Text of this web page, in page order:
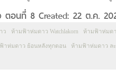
ตอนที่ 8 Created: 22 ต.ค.
ว ห้ามฟ้าห่มดาว Watchlakorn ห้ามฟ้าห่มด
าห่มดาว ย้อนหลังทุกตอน ห้ามฟ้าห่มดาว ล